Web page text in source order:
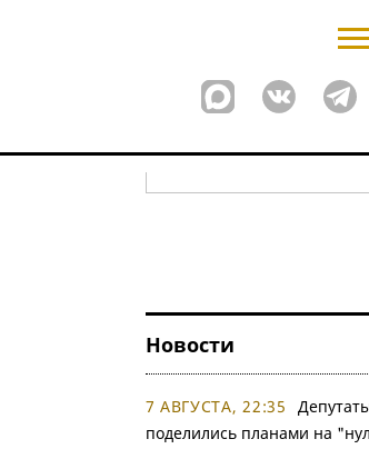
Новости
7 АВГУСТА, 22:35
поделились планами на